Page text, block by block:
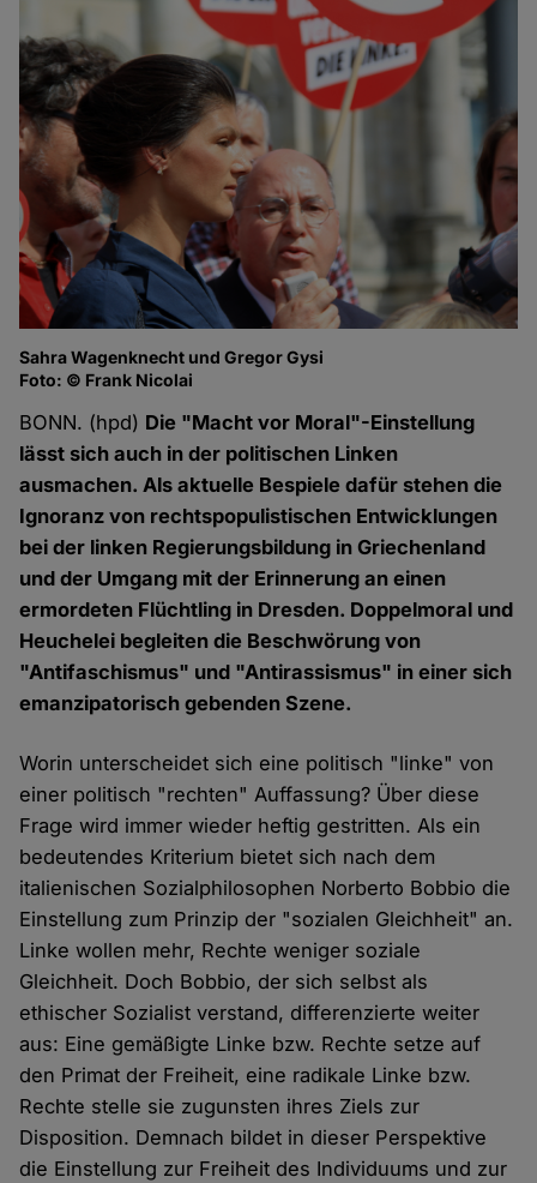
Sahra Wagenknecht und Gregor Gysi
Foto: © Frank Nicolai
BONN. (hpd) Die "Macht vor Moral"-Einstellung
lässt sich auch in der politischen Linken
ausmachen. Als aktuelle Bespiele dafür stehen die
Ignoranz von rechtspopulistischen Entwicklungen
bei der linken Regierungsbildung in Griechenland
und der Umgang mit der Erinnerung an einen
ermordeten Flüchtling in Dresden. Doppelmoral und
Heuchelei begleiten die Beschwörung von
"Antifaschismus" und "Antirassismus" in einer sich
emanzipatorisch gebenden Szene.
Worin unterscheidet sich eine politisch "linke" von
einer politisch "rechten" Auffassung? Über diese
Frage wird immer wieder heftig gestritten. Als ein
bedeutendes Kriterium bietet sich nach dem
italienischen Sozialphilosophen Norberto Bobbio die
Einstellung zum Prinzip der "sozialen Gleichheit" an.
Linke wollen mehr, Rechte weniger soziale
Gleichheit. Doch Bobbio, der sich selbst als
ethischer Sozialist verstand, differenzierte weiter
aus: Eine gemäßigte Linke bzw. Rechte setze auf
den Primat der Freiheit, eine radikale Linke bzw.
Rechte stelle sie zugunsten ihres Ziels zur
Disposition. Demnach bildet in dieser Perspektive
die Einstellung zur Freiheit des Individuums und zur